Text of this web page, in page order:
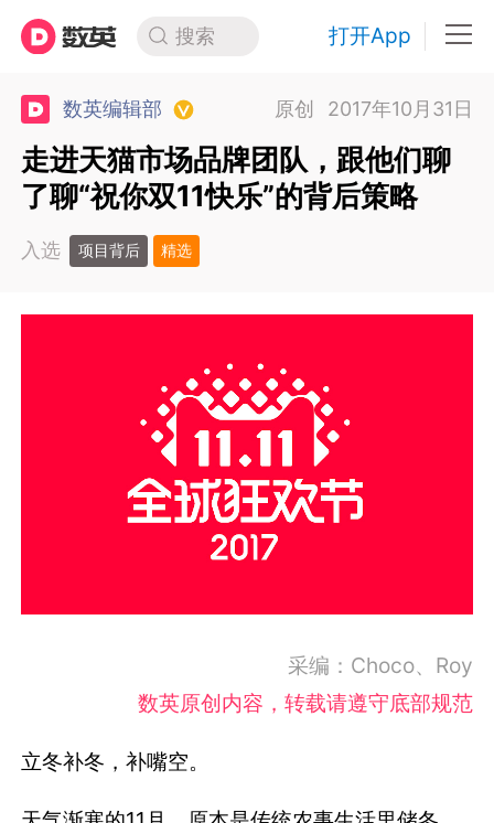
搜索 打开App
数英编辑部 原创 2017年10月31日
走进天猫市场品牌团队，跟他们聊
了聊“祝你双11快乐”的背后策略
入选 项目背后 精选
采编：Choco、Roy
数英原创内容，转载请遵守底部规范
立冬补冬，补嘴空。